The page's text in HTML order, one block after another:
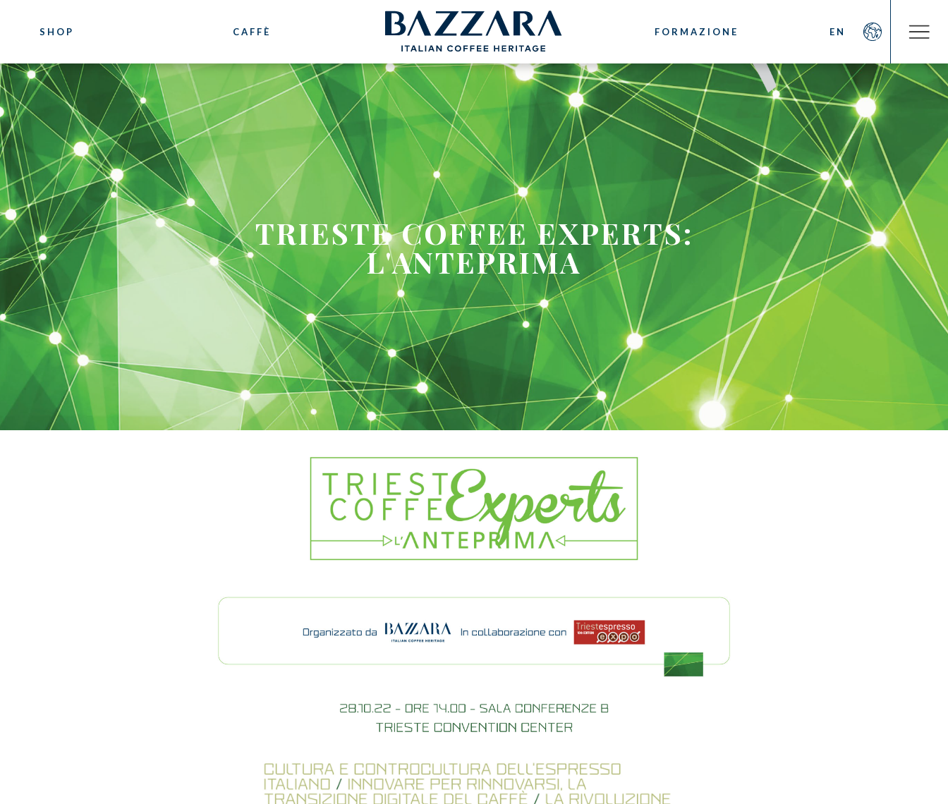
SHOP CAFFÈ FORMAZIONE EN
CAFFÈ
Luxury
Blend
Monorigini
Bioarabica
Decaffeinato
Diventa distributore
FORMAZIONE
Location
Photogallery
Bazzara Experience
Dicono di noi
PROGETTI
Trieste Coffee Experts
Comunicazione
Italian Coffee Icons
Master Barista
BAZZARA
COFFEEBOOKS
Caffè Espresso
La Filiera del caffè Espresso
La Degustazione del caffè
Cappuccino Italiano: Latte Art
Coffeexperts
AZIENDA
Chi Siamo
Impegno Sociale
Sostenibilità
News/Press
Contatti
TRIESTE COFFEE EXPERTS:
L'ANTEPRIMA